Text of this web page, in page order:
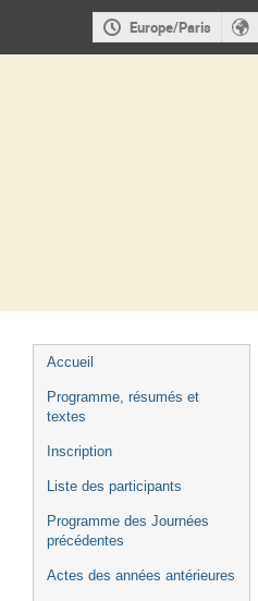
Europe/Paris
Menu
de
l'événement
Accueil
Programme, résumés et
textes
Inscription
Liste des participants
Programme des Journées
précédentes
Actes des années antérieures